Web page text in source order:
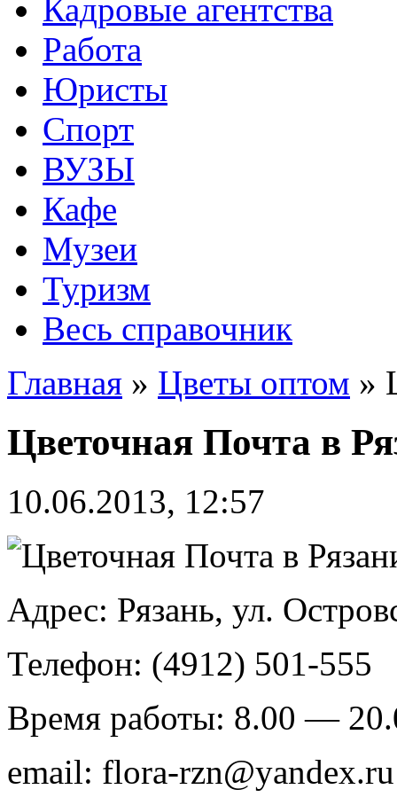
Кадровые агентства
Работа
Юристы
Спорт
ВУЗЫ
Кафе
Музеи
Туризм
Весь справочник
Главная » Цветы оптом »
Цветочная Почта в
10.06.2013, 12:57
Адрес: Рязань, ул.
Телефон: (4912) 501-555
Время работы: 8.00 —
email: flora-rzn@yandex.ru